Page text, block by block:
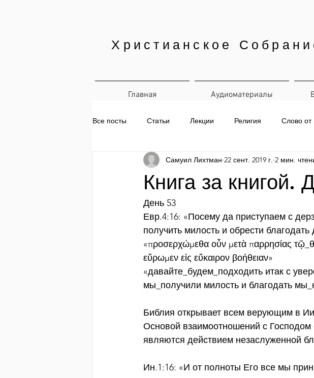
Христианское
Главная Аудиоматериалы
Все посты Статьи Лекции Религия Слово от
Печатные материалы Ежедневная рассылка
Книга за книгой.
Самуил Лихтман 22 сент. 2019 г. 2 мин.
День 53
Евр.4:16: «Посему да приступаем с
получить милость и обрести
«προσερχώμεθα οὖν μετὰ παρρησίας
εὕρωμεν εἰς εὔκαιρον βοήθειαν»
«давайте_будем_подходить итак с
мы_получили милость и благодать
Библия открывает всем верующим в
Основой взаимоотношений с Господом
являются действием незаслуженной
Ин.1:16: «И от полноты Его все мы